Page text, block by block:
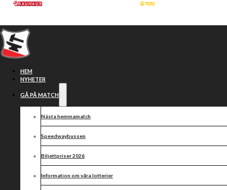
Hoppa till huvudinnehåll
HEM
NYHETER
GÅ PÅ MATCH
Nästa hemmamatch
Speedwaybussen
Biljettpriser 2026
Information om våra lotterier